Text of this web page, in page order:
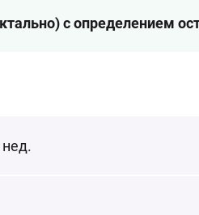
с определением